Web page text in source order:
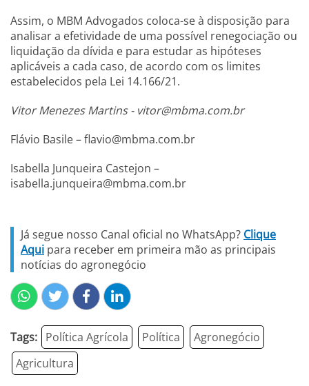
Assim, o MBM Advogados coloca-se à disposição para
analisar a efetividade de uma possível renegociação ou
liquidação da dívida e para estudar as hipóteses
aplicáveis a cada caso, de acordo com os limites
estabelecidos pela Lei 14.166/21.
Vitor Menezes Martins - vitor@mbma.com.br
Flávio Basile –flavio@mbma.com.br
Isabella Junqueira Castejon –
isabella.junqueira@mbma.com.br
Já segue nosso Canal oficial no WhatsApp? Clique
Aqui para receber em primeira mão as principais
notícias do agronegócio
Tags: Política Agrícola Política
Agronegócio
Agricultura